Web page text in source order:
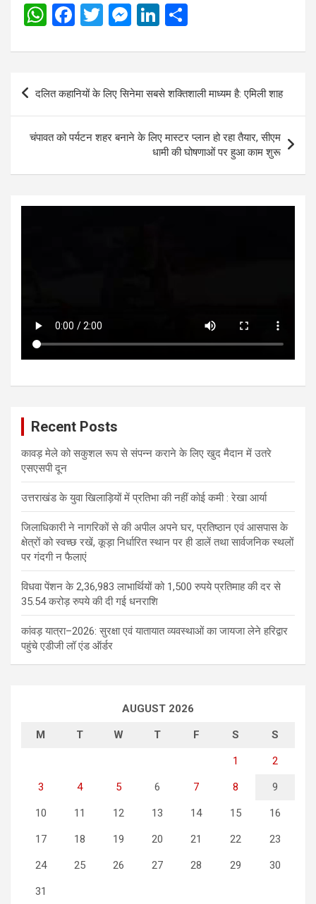
W
at
s
A
p
p
F
ce
b
o
o
k
T
tt
er
M
se
n
g
er
Li
ke
dI
n
ar
Post
दलित कहानियों के लिए सिनेमा सबसे शक्तिशाली माध्यम है: एमिली शाह
चंपावत को पर्यटन शहर बनाने के लिए मास्टर प्लान हो रहा तैयार, सीएम
धामी की घोषणाओं पर हुआ काम शुरू
Recent Posts
कावड़ मेले को सकुशल रूप से संपन्न कराने के लिए खुद मैदान में उतरे
एसएसपी दून
उत्तराखंड के युवा खिलाड़ियों में प्रतिभा की नहीं कोई कमी : रेखा आर्या
जिलाधिकारी ने नागरिकों से की अपील अपने घर, प्रतिष्ठान एवं आसपास के
क्षेत्रों को स्वच्छ रखें, कूड़ा निर्धारित स्थान पर ही डालें तथा सार्वजनिक स्थलों
पर गंदगी न फैलाएं
विधवा पेंशन के 2,36,983 लाभार्थियों को 1,500 रुपये प्रतिमाह की दर से
35.54 करोड़ रुपये की दी गई धनराशि
कांवड़ यात्रा–2026: सुरक्षा एवं यातायात व्यवस्थाओं का जायजा लेने हरिद्वार
पहुंचे एडीजी लॉ एंड ऑर्डर
AUGUST 2026
M T W T F S S
1 2
3 4 5 6 7 8 9
10 11 12 13 14 15 16
17 18 19 20 21 22 23
24 25 26 27 28 29 30
31